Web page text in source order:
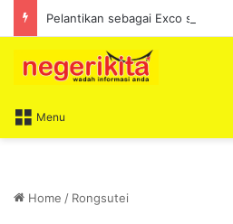
Menu
Home / Rongsutei